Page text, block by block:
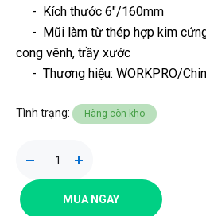
- Kích thước 6"/160mm
- Mũi làm từ thép hợp kim
cong vênh, trầy xước
- Thương hiệu: WORKPRO/
Tình trạng: Hàng còn kho
MUA NGAY